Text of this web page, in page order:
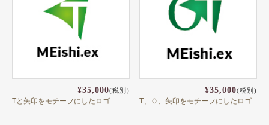
¥35,000(税別)
Tと矢印をモチーフにしたロゴ
¥35,000(税別)
T、Ｏ、矢印をモチーフにしたロゴ